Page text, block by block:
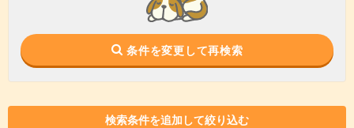
条件を変更して再検索
検索条件を追加して絞り込む